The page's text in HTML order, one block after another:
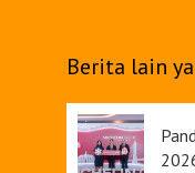
Berita lain